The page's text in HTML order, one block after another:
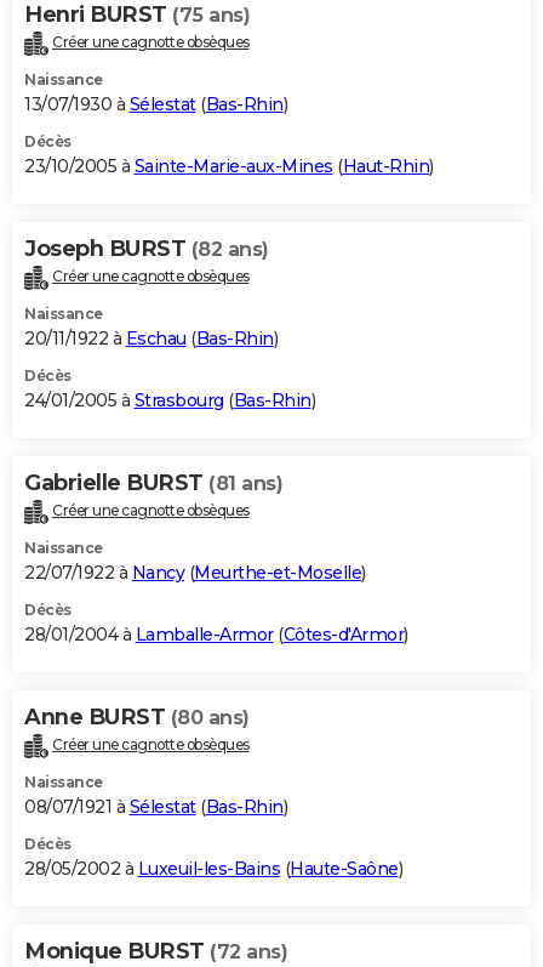
Henri BURST (75 ans)
Créer une cagnotte obsèques
Naissance
13/07/1930 à Sélestat(Bas-Rhin)
Décès
23/10/2005 à Sainte-Marie-aux-Mines (Haut-Rhin)
Joseph BURST (82 ans)
Créer une cagnotte obsèques
Naissance
20/11/1922 à Eschau (Bas-Rhin)
Décès
24/01/2005 à Strasbourg (Bas-Rhin)
Gabrielle BURST (81 ans)
Créer une cagnotte obsèques
Naissance
22/07/1922 à Nancy(Meurthe-et-Moselle)
Décès
28/01/2004 à Lamballe-Armor(Côtes-d'Armor)
Anne BURST (80 ans)
Créer une cagnotte obsèques
Naissance
08/07/1921 à Sélestat(Bas-Rhin)
Décès
28/05/2002 à Luxeuil-les-Bains (Haute-Saône)
Monique BURST (72 ans)